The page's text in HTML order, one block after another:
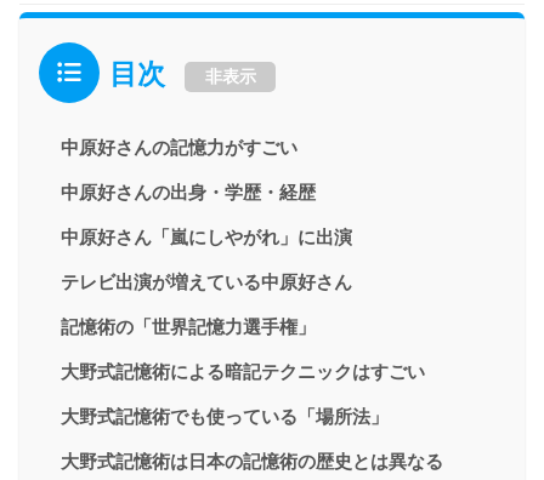
目次 非表示
中原好さんの記憶力がすごい
中原好さんの出身・学歴・経歴
中原好さん「嵐にしやがれ」に出演
テレビ出演が増えている中原好さん
記憶術の「世界記憶力選手権」
大野式記憶術による暗記テクニックはすごい
大野式記憶術でも使っている「場所法」
大野式記憶術は日本の記憶術の歴史とは異なる